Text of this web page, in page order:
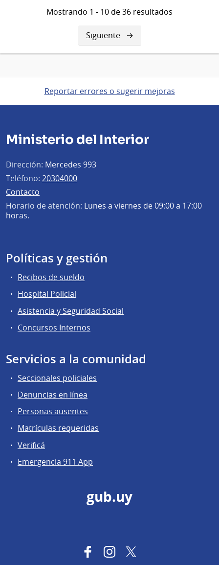
Mostrando 1 - 10 de 36 resultados
Siguiente
página
Siguiente
Reportar errores o sugerir mejoras
Ministerio del Interior
Dirección: Mercedes 993
Teléfono: 20304000
Contacto
Horario de atención: Lunes a viernes de 09:00 a 17:00
horas.
Políticas y gestión
Recibos de sueldo
Hospital Policial
Asistencia y Seguridad Social
Concursos Internos
Servicios a la comunidad
Seccionales policiales
Denuncias en línea
Personas ausentes
Matrículas requeridas
Verificá
Emergencia 911 App
gub.uy
FacebookInstagram